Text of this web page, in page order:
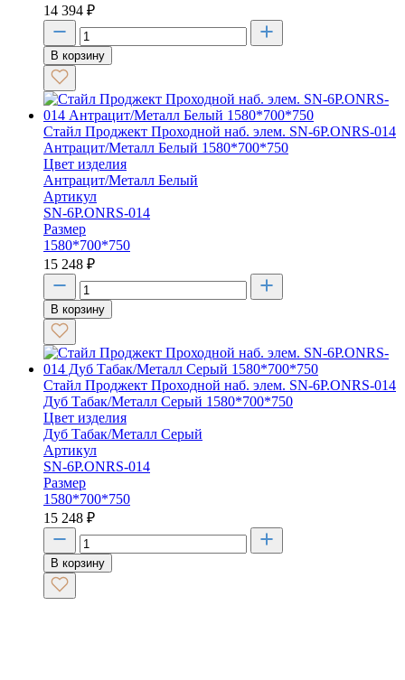
14 394 ₽
В корзину
Стайл Проджект Проходной наб. элем. SN-6P.ONRS-014
Антрацит/Металл Белый 1580*700*750
Цвет изделия
Антрацит/Металл Белый
Артикул
SN-6P.ONRS-014
Размер
1580*700*750
15 248 ₽
В корзину
Стайл Проджект Проходной наб. элем. SN-6P.ONRS-014
Дуб Табак/Металл Серый 1580*700*750
Цвет изделия
Дуб Табак/Металл Серый
Артикул
SN-6P.ONRS-014
Размер
1580*700*750
15 248 ₽
В корзину